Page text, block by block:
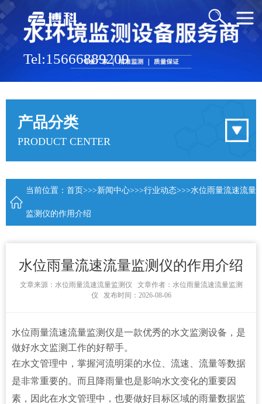
Tel:15666889209
产品分类
PRODUCT CENTER
当前位置： 首页>>>新闻中心>>>行业动态>>>水位雨量流速流量
监测仪的作用介绍
水位雨量流速流量监测仪的作用介绍
文章来源： 水位雨量流速流量监测仪 文章作者：水位雨量流速流量监测
仪 发布时间：2026-08-06
水位雨量流速流量监测仪是一款优秀的水文监测设备，是
做好水文监测工作的好帮手。
在水文管理中，掌握河流明渠的水位、流速、流量等数据
是非常重要的。而且降雨量也是影响水文变化的重要因
素，因此在水文管理中，也要做好目标区域的雨量数据监